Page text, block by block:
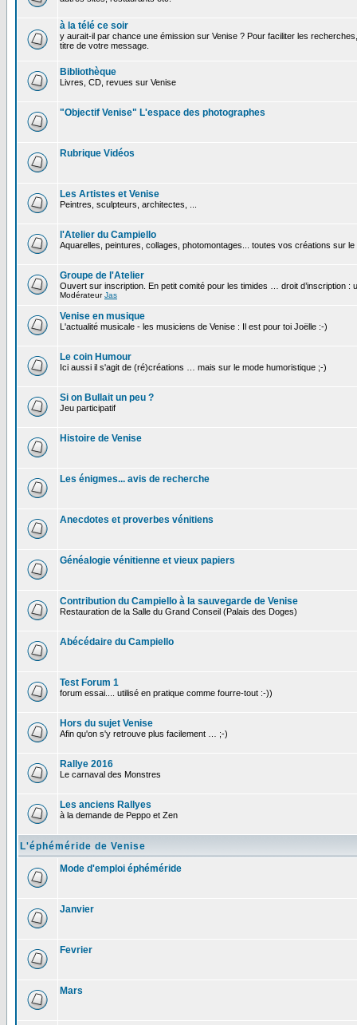
à la télé ce soir
y aurait-il par chance une émission sur Venise ? Pour faciliter les
titre de votre message.
Bibliothèque
Livres, CD, revues sur Venise
"Objectif Venise" L'espace des photographes
Rubrique Vidéos
Les Artistes et Venise
Peintres, sculpteurs, architectes, ...
l'Atelier du Campiello
Aquarelles, peintures, collages, photomontages... toutes vos créations sur le
Groupe de l'Atelier
Ouvert sur inscription. En petit comité pour les timides … droit d’inscription :
ModérateurJas
Venise en musique
L'actualité musicale - les musiciens de Venise : Il est pour toi Joëlle :-)
Le coin Humour
Ici aussi il s'agit de (ré)créations … mais sur le mode humoristique ;-)
Si on Bullait un peu ?
Jeu participatif
Histoire de Venise
Les énigmes... avis de recherche
Anecdotes et proverbes vénitiens
Généalogie vénitienne et vieux papiers
Contribution du Campiello à la sauvegarde de Venise
Restauration de la Salle du Grand Conseil (Palais des Doges)
Abécédaire du Campiello
Test Forum 1
forum essai.... utilisé en pratique comme fourre-tout :-))
Hors du sujet Venise
Afin qu'on s'y retrouve plus facilement … ;-)
Rallye 2016
Le carnaval des Monstres
Les anciens Rallyes
à la demande de Peppo et Zen
L'éphéméride de Venise
Mode d'emploi éphéméride
Janvier
Fevrier
Mars